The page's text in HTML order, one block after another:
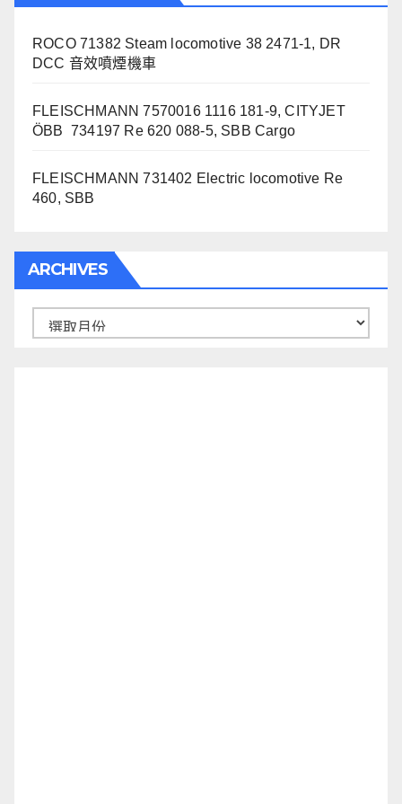
ROCO 71382 Steam locomotive 38 2471-1, DR
DCC 音效噴煙機車
FLEISCHMANN 7570016 1116 181-9, CITYJET
ÖBB 734197 Re 620 088-5, SBB Cargo
FLEISCHMANN 731402 Electric locomotive Re
460, SBB
ARCHIVES
Archives